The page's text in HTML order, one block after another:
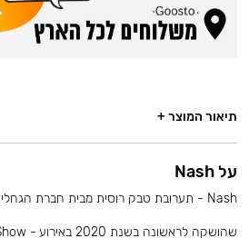
תיאור המוצר +
על Nash
Nash - תערובת טבק רוסית מבית חברת הגחלים אואזיס,
שהושקה לראשונה בשנת 2020 באירוע - Hookah Club Show.